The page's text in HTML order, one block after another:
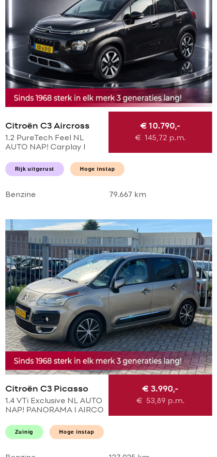
Citroën C3 Aircross
1.2 PureTech Feel NL
AUTO NAP! Carplay l
ECC l CRUISE l
TREKHAAK l
€ 10.790,-
€ 145,72 p.m.
Rijk uitgerust Hoge instap
Benzine 79.667 km
Citroën C3 Picasso
1.4 VTi Exclusive NL AUTO
NAP! PANORAMA l AIRCO
HOGE INSTAP l GOED
ONDERHOUDEN!
€ 3.990,-
€ 53,89 p.m.
Zuinig Hoge instap